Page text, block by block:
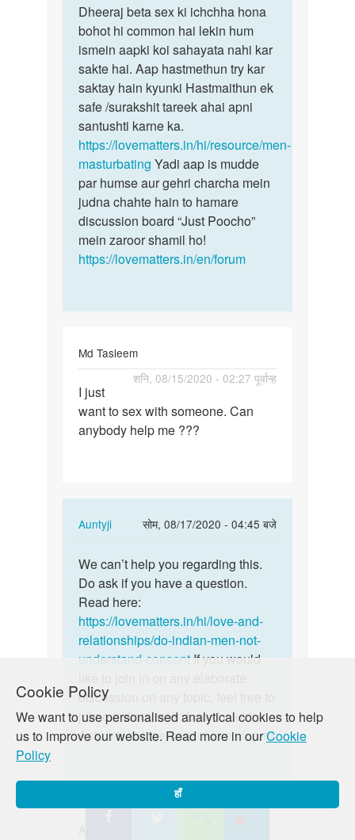
Cookie Policy
We want to use personalised analytical cookies to help
us to improve our website. Read more in ourCookie
Policy
हाँ
to
Me
sex
karna
chata
hu.
by
Dheeraj
Thakur
Dheeraj
beta
sex
ki
ichchha…
Dheeraj beta sex ki ichchha hona
bohot hi common hai lekin hum
ismein aapki koi sahayata nahi kar
sakte hai. Aap hastmethun try kar
saktay hain kyunki Hastmaithun ek
safe /surakshit tareek ahai apni
santushti karne ka.
https://lovematters.in/hi/resource/men-
masturbating Yadi aap is mudde
par humse aur gehri charcha mein
judna chahte hain to hamare
discussion board “Just Poocho”
mein zaroor shamil ho!
https://lovematters.in/en/forum
Md Tasleem
शनि, 08/15/2020 - 02:27 पूर्वान्ह
I
just
want
I just
want to sex with someone. Can
anybody help me ???
Auntyji
सोम, 08/17/2020 - 04:45 बजे
In
to
I
just
want
to
sex
Md
Tasleem
We
can’t
help
you
regarding…
We can’t help you regarding this.
Do ask if you have a question.
Read here:
https://lovematters.in/hi/love-and-
relationships/do-indian-men-not-
understand-consentIf you would
discussion on any topic, feel free to
join our discussion board, ‘Just
Ask’https://lovematters.in/en/forum